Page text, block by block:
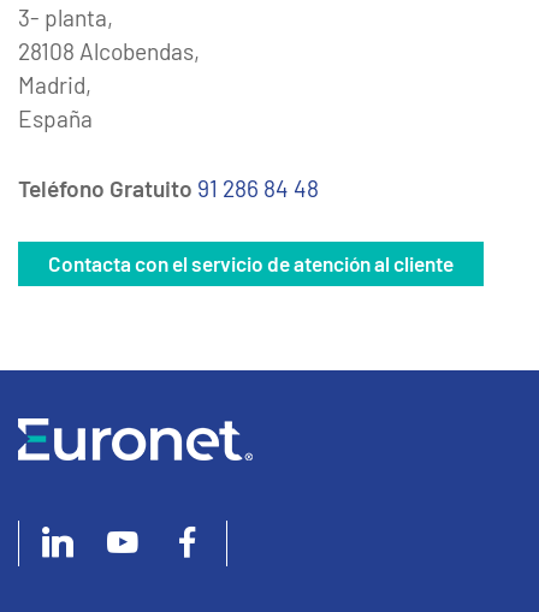
3- planta,
28108 Alcobendas,
Madrid,
España
Teléfono Gratuito 91 286 84 48
Contacta con el servicio de atención al cliente